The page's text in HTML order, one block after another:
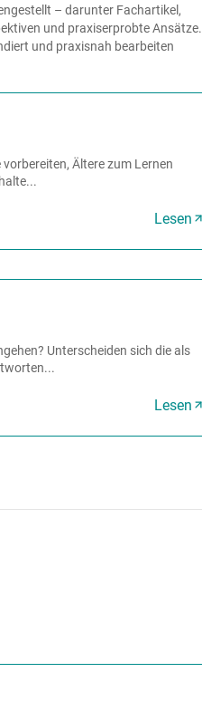
– darunter Fachartikel,
und praxiserprobte Ansätze.
und praxisnah bearbeiten
Ältere zum Lernen
Lesen
Unterscheiden sich die als
Lesen